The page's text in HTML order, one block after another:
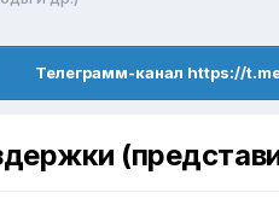
Телеграмм-канал https://